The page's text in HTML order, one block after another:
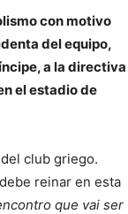
con motivo
del equipo,
a la directiva
el estadio de
club griego.
reinar en esta
que vai ser